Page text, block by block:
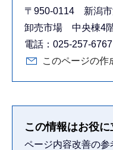
〒950-0114 新潟市
卸売市場 中央棟4階
電話：025-257-
このページの作
この情報はお役に
ページ内容改善の